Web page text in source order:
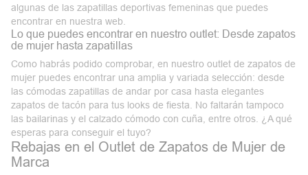
algunas de las zapatillas deportivas femeninas que puedes
encontrar en nuestra web.
Lo que puedes encontrar en nuestro outlet: Desde zapatos
de mujer hasta zapatillas
Como habrás podido comprobar, en nuestrooutlet de zapatos de
mujer puedes encontrar una amplia y variada selección: desde
las cómodas zapatillas de andar por casa hasta elegantes
zapatos de tacón para tus looks de fiesta. No faltarán tampoco
las bailarinas y el calzado cómodo con cuña, entre otros. ¿A qué
esperas para conseguir el tuyo?
Rebajas en el Outlet de Zapatos de Mujer de
Marca